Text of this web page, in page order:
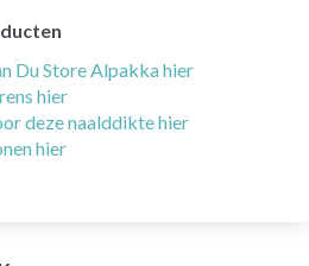
Du Store Alpakka hier
hier
deze naalddikte hier
hier